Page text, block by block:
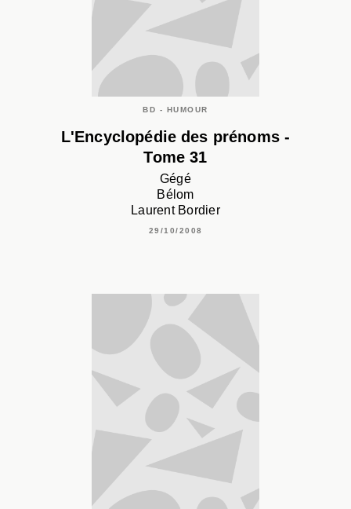
BD - HUMOUR
L'Encyclopédie des prénoms -
Tome 31
Gégé
Bélom
Laurent Bordier
29/10/2008